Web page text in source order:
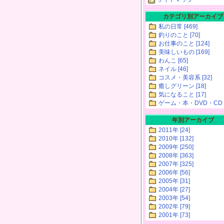
カテゴリ別アーカイブ
私の日常 [469]
釣りのこと [70]
お仕事のこと [124]
美味しいもの [169]
わんこ [65]
ネイル [46]
コスメ・美容系 [32]
癒しグリーン [18]
気になること [17]
ゲーム・本・DVD・CD
年別アーカイブ
2011年 [24]
2010年 [132]
2009年 [250]
2008年 [363]
2007年 [325]
2006年 [56]
2005年 [31]
2004年 [27]
2003年 [54]
2002年 [79]
2001年 [73]